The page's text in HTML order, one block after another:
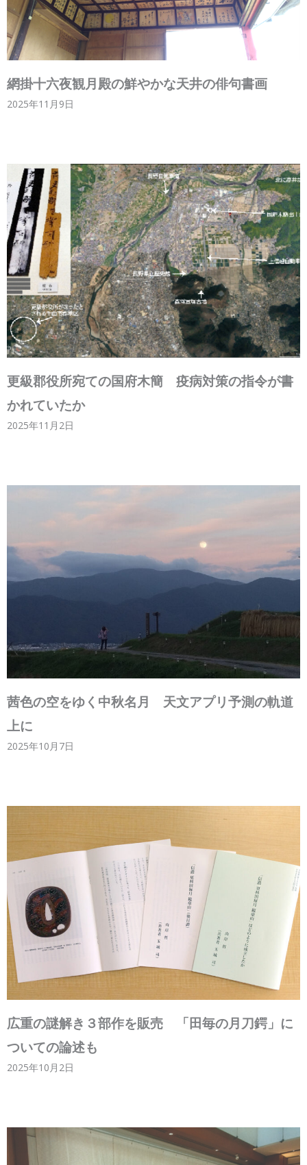
網掛十六夜観月殿の鮮やかな天井の俳句書画
2025年11月9日
更級郡役所宛ての国府木簡 疫病対策の指令が書
かれていたか
2025年11月2日
茜色の空をゆく中秋名月 天文アプリ予測の軌道
上に
2025年10月7日
広重の謎解き３部作を販売 「田毎の月刀鍔」に
ついての論述も
2025年10月2日